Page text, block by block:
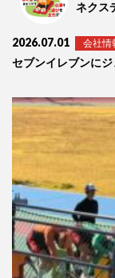
ネクス
2026.07.01 会社情